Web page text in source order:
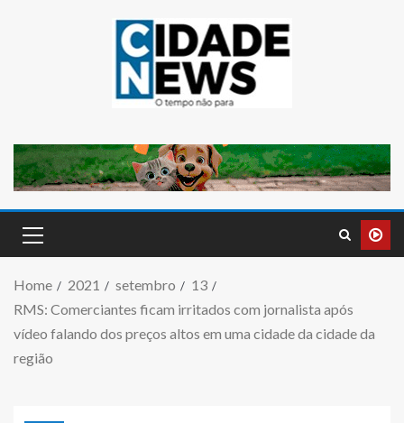
Home 2021 setembro
13
RMS: Comerciantes ficam irritados com jornalista após
vídeo falando dos preços altos em uma cidade da cidade da
região